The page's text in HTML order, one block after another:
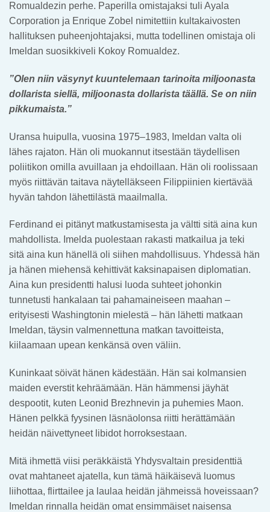
Romualdezin perhe. Paperilla omistajaksi tuli Ayala
Corporation ja Enrique Zobel nimitettiin kultakaivosten
hallituksen puheenjohtajaksi, mutta todellinen omistaja oli
Imeldan suosikkiveli Kokoy Romualdez.
”Olen niin väsynyt kuuntelemaan tarinoita miljoonasta
dollarista siellä, miljoonasta dollarista täällä. Se on niin
pikkumaista.”
Uransa huipulla, vuosina 1975–1983, Imeldan valta oli
lähes rajaton. Hän oli muokannut itsestään täydellisen
poliitikon omilla avuillaan ja ehdoillaan. Hän oli roolissaan
myös riittävän taitava näytelläkseen Filippiinien kiertävää
hyvän tahdon lähettilästä maailmalla.
Ferdinand ei pitänyt matkustamisesta ja vältti sitä aina kun
mahdollista. Imelda puolestaan rakasti matkailua ja teki
sitä aina kun hänellä oli siihen mahdollisuus. Yhdessä hän
ja hänen miehensä kehittivät kaksinapaisen diplomatian.
Aina kun presidentti halusi luoda suhteet johonkin
tunnetusti hankalaan tai pahamaineiseen maahan –
erityisesti Washingtonin mielestä – hän lähetti matkaan
Imeldan, täysin valmennettuna matkan tavoitteista,
kiilaamaan upean kenkänsä oven väliin.
Kuninkaat söivät hänen kädestään. Hän sai kolmansien
maiden everstit kehräämään. Hän hämmensi jäyhät
despootit, kuten Leonid Brezhnevin ja puhemies Maon.
Hänen pelkkä fyysinen läsnäolonsa riitti herättämään
heidän näivettyneet libidot horroksestaan.
Mitä ihmettä viisi peräkkäistä Yhdysvaltain presidenttiä
ovat mahtaneet ajatella, kun tämä häikäisevä luomus
liihottaa, flirttailee ja laulaa heidän jähmeissä hoveissaan?
Imeldan rinnalla heidän omat ensimmäiset naisensa